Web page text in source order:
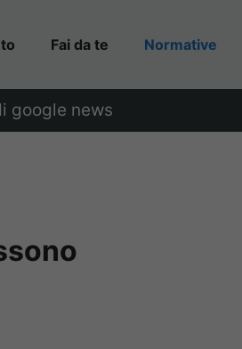
Fai da te Normative
google news